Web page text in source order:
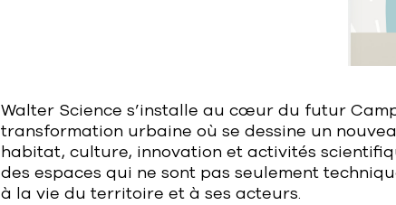
Walter Science s’installe au cœur du futur
transformation urbaine où se dessine un
habitat, culture, innovation et activités
des espaces qui ne sont pas seulement
à la vie du territoire et à ses acteurs.